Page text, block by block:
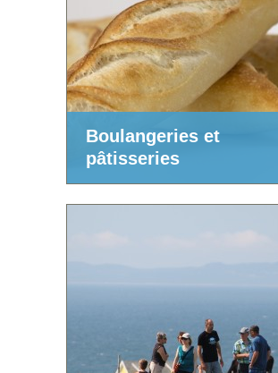
Boulangeries et
pâtisseries